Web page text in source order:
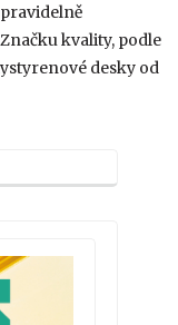
kvality, podle
desky od